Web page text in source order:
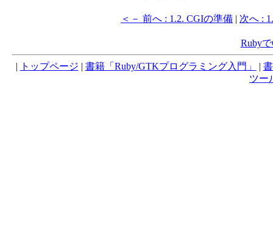
＜－ 前へ : 1.2. CGIの準備 | 次へ :
Ruby
| トップページ | 書籍「Ruby/GTKプログラミング入門」 |
ツー